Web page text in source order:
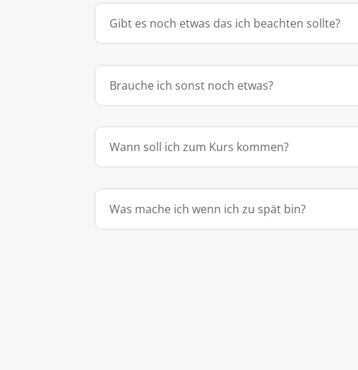
Gibt es noch etwas das ich beachten sollte?
Brauche ich sonst noch etwas?
Wann soll ich zum Kurs kommen?
Was mache ich wenn ich zu spät bin?